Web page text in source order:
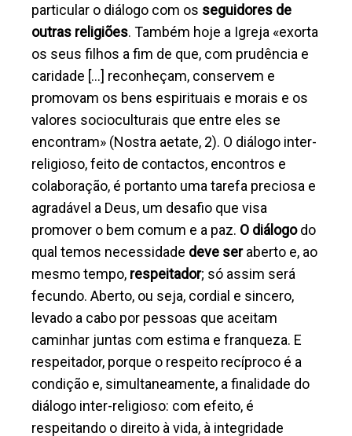
particular o diálogo com os seguidores de
outras religiões. Também hoje a Igreja «exorta
os seus filhos a fim de que, com prudência e
caridade [...] reconheçam, conservem e
promovam os bens espirituais e morais e os
valores socioculturais que entre eles se
encontram» (Nostra aetate, 2). O diálogo inter-
religioso, feito de contactos, encontros e
colaboração, é portanto uma tarefa preciosa e
agradável a Deus, um desafio que visa
promover o bem comum e a paz. O diálogodo
qual temos necessidade deve seraberto e, ao
mesmo tempo, respeitador; só assim será
fecundo. Aberto, ou seja, cordial e sincero,
levado a cabo por pessoas que aceitam
caminhar juntas com estima e franqueza. E
respeitador, porque o respeito recíproco é a
condição e, simultaneamente, a finalidade do
diálogo inter-religioso: com efeito, é
respeitando o direito à vida, à integridade